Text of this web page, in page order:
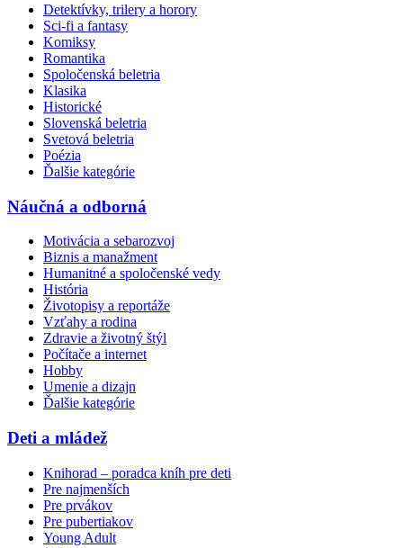
Detektívky, trilery a horory
Sci-fi a fantasy
Komiksy
Romantika
Spoločenská beletria
Klasika
Historické
Slovenská beletria
Svetová beletria
Poézia
Ďalšie kategórie
Náučná a odborná
Motivácia a sebarozvoj
Biznis a manažment
Humanitné a spoločenské vedy
História
Životopisy a reportáže
Vzťahy a rodina
Zdravie a životný štýl
Počítače a internet
Hobby
Umenie a dizajn
Ďalšie kategórie
Deti a mládež
Knihorad – poradca kníh pre deti
Pre najmenších
Pre prvákov
Pre pubertiakov
Young Adult